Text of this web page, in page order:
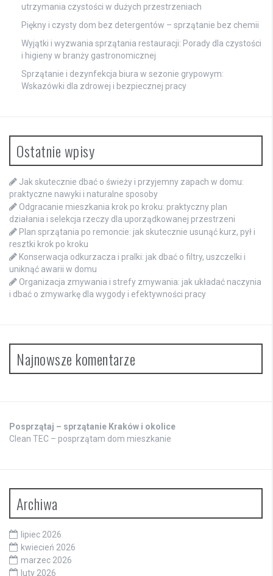
utrzymania czystości w dużych przestrzeniach
Piękny i czysty dom bez detergentów – sprzątanie bez chemii
Wyjątki i wyzwania sprzątania restauracji: Porady dla czystości
i higieny w branży gastronomicznej
Sprzątanie i dezynfekcja biura w sezonie grypowym:
Wskazówki dla zdrowej i bezpiecznej pracy
Ostatnie wpisy
Jak skutecznie dbać o świeży i przyjemny zapach w domu:
praktyczne nawyki i naturalne sposoby
Odgracanie mieszkania krok po kroku: praktyczny plan
działania i selekcja rzeczy dla uporządkowanej przestrzeni
Plan sprzątania po remoncie: jak skutecznie usunąć kurz, pył i
resztki krok po kroku
Konserwacja odkurzacza i pralki: jak dbać o filtry, uszczelki i
uniknąć awarii w domu
Organizacja zmywania i strefy zmywania: jak układać naczynia
i dbać o zmywarkę dla wygody i efektywności pracy
Najnowsze komentarze
Posprzątaj – sprzątanie Kraków i okolice
Clean TEC – posprzątam dom mieszkanie
Archiwa
lipiec 2026
kwiecień 2026
marzec 2026
luty 2026